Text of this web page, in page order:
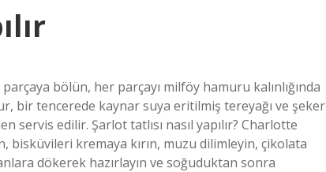
parçaya bölün, her parçayı milföy hamuru kalınlığında
bir tencerede kaynar suya eritilmiş tereyağı ve şeker
edilir. Şarlot tatlısı nasıl yapılır? Charlotte
bisküvileri kremaya kırın, muzu dilimleyin, çikolata
dökerek hazırlayın ve soğuduktan sonra